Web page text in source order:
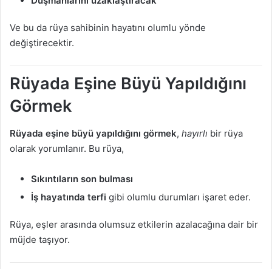
Ve bu da rüya sahibinin hayatını olumlu yönde
değiştirecektir.
Rüyada Eşine Büyü Yapıldığını
Görmek
Rüyada eşine büyü yapıldığını görmek, hayırlı bir rüya
olarak yorumlanır. Bu rüya,
Sıkıntıların son bulması
İş hayatında terfi gibi olumlu durumları işaret eder.
Rüya, eşler arasında olumsuz etkilerin azalacağına dair bir
müjde taşıyor.